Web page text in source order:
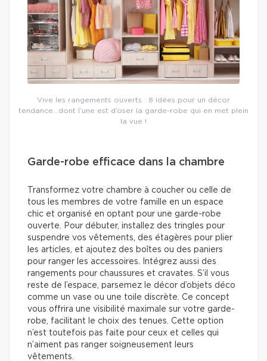
Vive les rangements ouverts : 8 idées pour un décor
tendance…dont l’une est d’oser la garde-robe qui en met plein
la vue !
Garde-robe efficace dans la chambre
Transformez votre chambre à coucher ou celle de
tous les membres de votre famille en un espace
chic et organisé en optant pour une garde-robe
ouverte. Pour débuter, installez des tringles pour
suspendre vos vêtements, des étagères pour plier
les articles, et ajoutez des boîtes ou des paniers
pour ranger les accessoires. Intégrez aussi des
rangements pour chaussures et cravates. S’il vous
reste de l’espace, parsemez le décor d’objets déco
comme un vase ou une toile discrète. Ce concept
vous offrira une visibilité maximale sur votre garde-
robe, facilitant le choix des tenues. Cette option
n’est toutefois pas faite pour ceux et celles qui
n’aiment pas ranger soigneusement leurs
vêtements.